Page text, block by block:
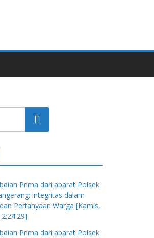
Cari
Prima dari aparat Polsek
integritas dalam
Pertanyaan Warga [Kamis,
Prima dari aparat Polsek